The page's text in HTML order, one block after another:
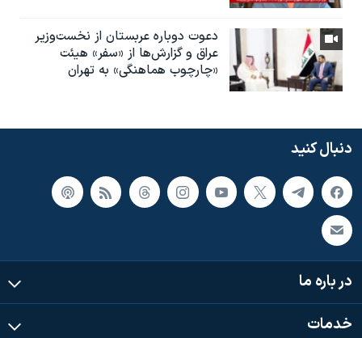
دعوت دوباره عربستان از نخست‌وزیر
عراق و گزارش‌ها از «سفر» هیئت
«چارچوب هماهنگی» به تهران
دنبال کنید
در باره ما
خدمات